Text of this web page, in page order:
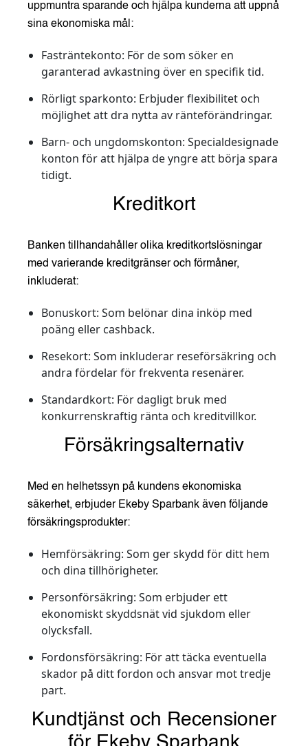
uppmuntra sparande och hjälpa kunderna att uppnå
sina ekonomiska mål:
Fasträntekonto: För de som söker en
garanterad avkastning över en specifik tid.
Rörligt sparkonto: Erbjuder flexibilitet och
möjlighet att dra nytta av ränteförändringar.
Barn- och ungdomskonton: Specialdesignade
konton för att hjälpa de yngre att börja spara
tidigt.
Kreditkort
Banken tillhandahåller olika kreditkortslösningar
med varierande kreditgränser och förmåner,
inkluderat:
Bonuskort: Som belönar dina inköp med
poäng eller cashback.
Resekort: Som inkluderar reseförsäkring och
andra fördelar för frekventa resenärer.
Standardkort: För dagligt bruk med
konkurrenskraftig ränta och kreditvillkor.
Försäkringsalternativ
Med en helhetssyn på kundens ekonomiska
säkerhet, erbjuder Ekeby Sparbank även följande
försäkringsprodukter:
Hemförsäkring: Som ger skydd för ditt hem
och dina tillhörigheter.
Personförsäkring: Som erbjuder ett
ekonomiskt skyddsnät vid sjukdom eller
olycksfall.
Fordonsförsäkring: För att täcka eventuella
skador på ditt fordon och ansvar mot tredje
part.
Kundtjänst och Recensioner